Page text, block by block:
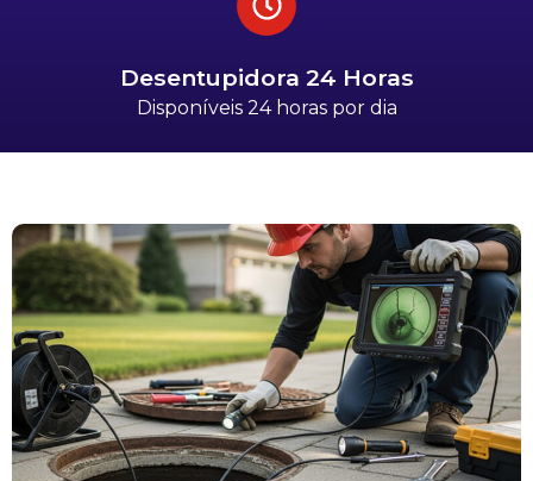
Desentupidora 24 Horas
Disponíveis 24 horas por dia